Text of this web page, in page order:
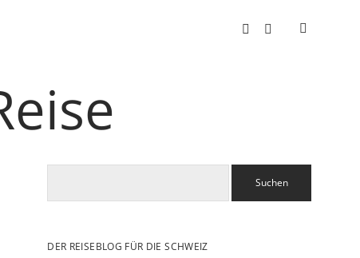
instagram
email
DER REISEBLOG FÜR DIE SCHWEIZ